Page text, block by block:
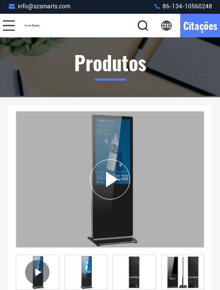
info@szsmarts.com 86-134-10560248
Citações
Produtos